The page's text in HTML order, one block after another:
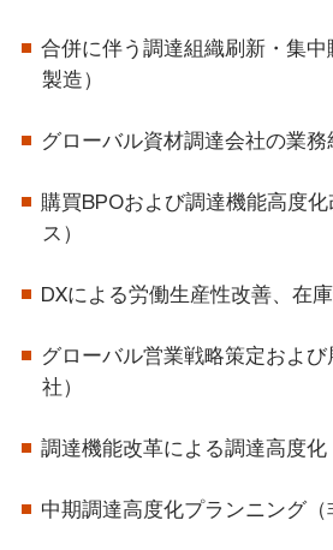
合併に伴う調達組織刷新・集
製造）
グローバル資材調達会社の業務
購買BPOおよび調達機能高度
ス）
DXによる労働生産性改善、在庫
グローバル営業戦略策定およ
社）
調達機能改革による調達高度化
中期調達高度化プランニング（